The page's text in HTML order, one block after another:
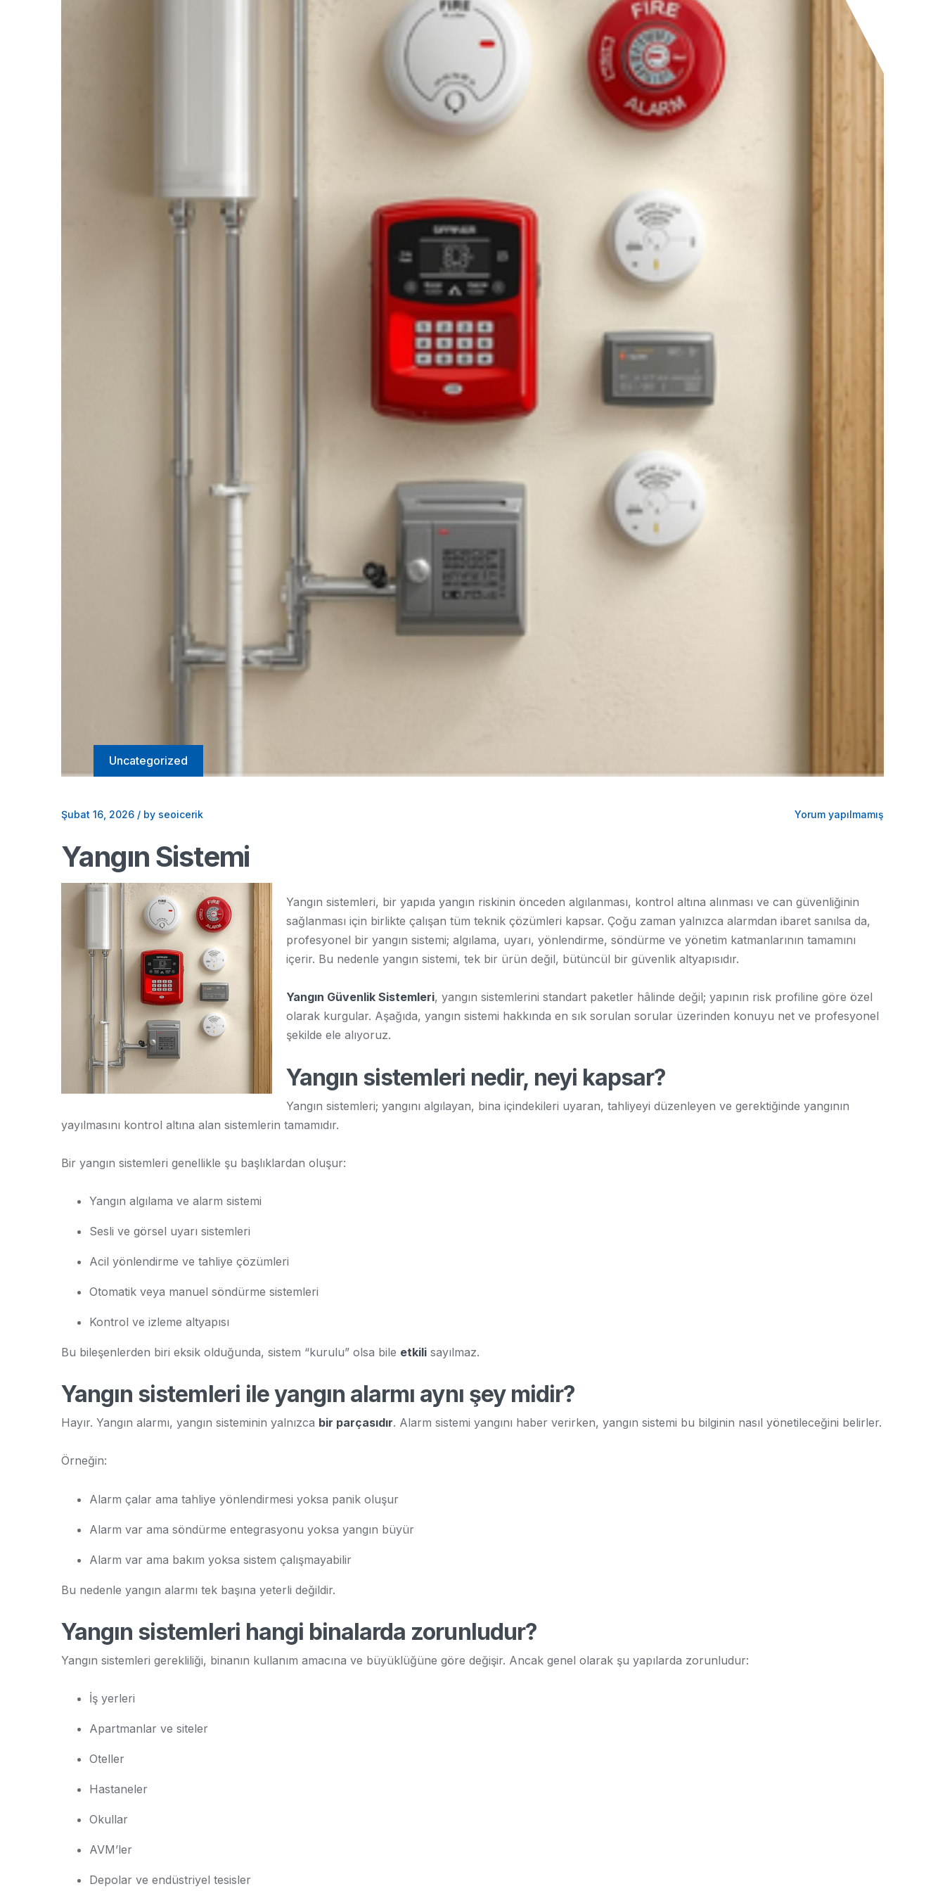
Uncategorized
Şubat 16, 2026 / by seoicerik Yorum yapılmamış
Yangın Sistemi
Yangın sistemleri, bir yapıda yangın riskinin önceden algılanması, kontrol altına alınması ve can güvenliğinin
sağlanması için birlikte çalışan tüm teknik çözümleri kapsar. Çoğu zaman yalnızca alarmdan ibaret sanılsa da,
profesyonel bir yangın sistemi; algılama, uyarı, yönlendirme, söndürme ve yönetim katmanlarının tamamını
içerir. Bu nedenle yangın sistemi, tek bir ürün değil, bütüncül bir güvenlik altyapısıdır.
Yangın Güvenlik Sistemleri, yangın sistemlerini standart paketler hâlinde değil; yapının risk profiline göre özel
olarak kurgular. Aşağıda, yangın sistemi hakkında en sık sorulan sorular üzerinden konuyu net ve profesyonel
şekilde ele alıyoruz.
Yangın sistemleri nedir, neyi kapsar?
Yangın sistemleri; yangını algılayan, bina içindekileri uyaran, tahliyeyi düzenleyen ve gerektiğinde yangının
yayılmasını kontrol altına alan sistemlerin tamamıdır.
Bir yangın sistemleri genellikle şu başlıklardan oluşur:
Yangın algılama ve alarm sistemi
Sesli ve görsel uyarı sistemleri
Acil yönlendirme ve tahliye çözümleri
Otomatik veya manuel söndürme sistemleri
Kontrol ve izleme altyapısı
Bu bileşenlerden biri eksik olduğunda, sistem “kurulu” olsa bile etkili sayılmaz.
Yangın sistemleri ile yangın alarmı aynı şey midir?
Hayır. Yangın alarmı, yangın sisteminin yalnızca bir parçasıdır. Alarm sistemi yangını haber verirken, yangın sistemi bu bilginin nasıl yönetileceğini belirler.
Örneğin:
Alarm çalar ama tahliye yönlendirmesi yoksa panik oluşur
Alarm var ama söndürme entegrasyonu yoksa yangın büyür
Alarm var ama bakım yoksa sistem çalışmayabilir
Bu nedenle yangın alarmı tek başına yeterli değildir.
Yangın sistemleri hangi binalarda zorunludur?
Yangın sistemleri gerekliliği, binanın kullanım amacına ve büyüklüğüne göre değişir. Ancak genel olarak şu yapılarda zorunludur:
İş yerleri
Apartmanlar ve siteler
Oteller
Hastaneler
Okullar
AVM’ler
Depolar ve endüstriyel tesisler